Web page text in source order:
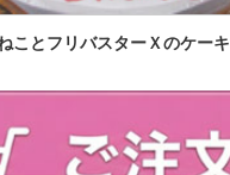
ことフリバスターＸのケーキ